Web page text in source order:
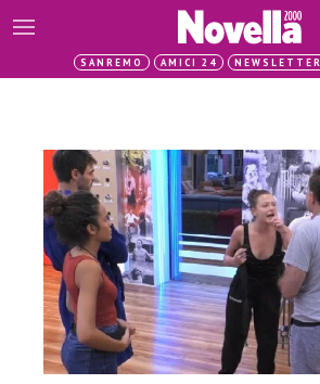
SANREMO AMICI 24 NEWSLETTER